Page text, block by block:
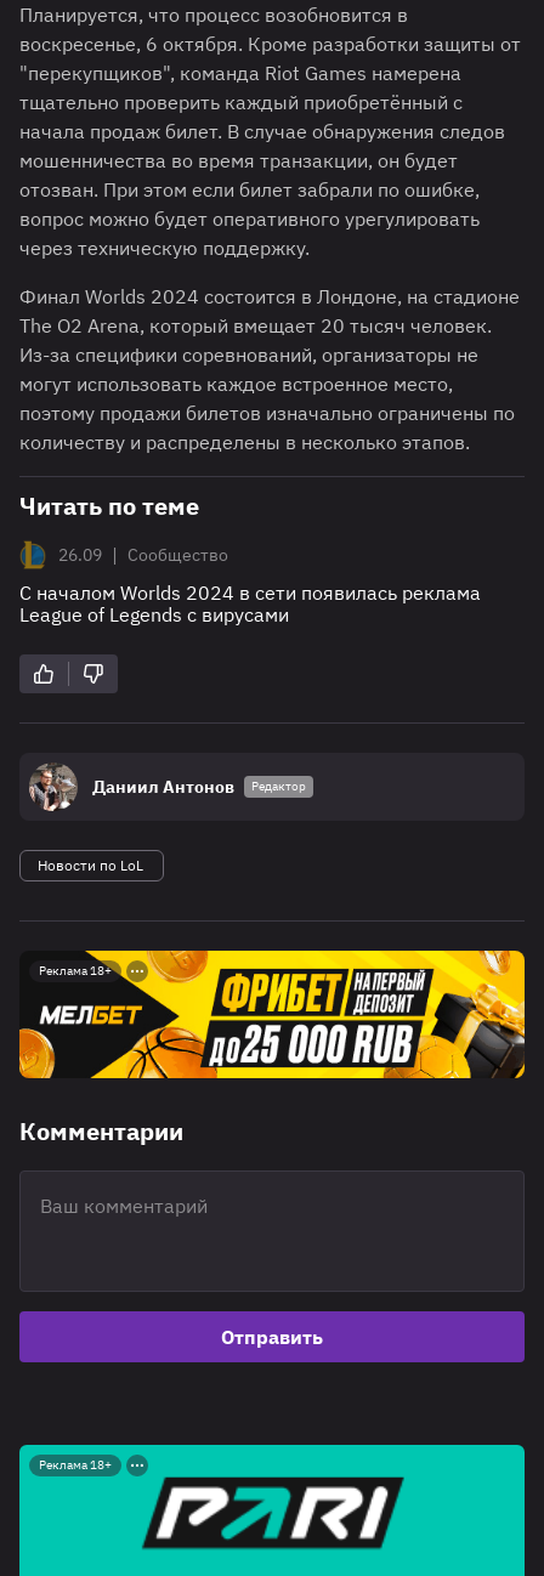
Планируется, что процесс возобновится в
воскресенье, 6 октября. Кроме разработки защиты от
"перекупщиков", команда Riot Games намерена
тщательно проверить каждый приобретённый с
начала продаж билет. В случае обнаружения следов
мошенничества во время транзакции, он будет
отозван. При этом если билет забрали по ошибке,
вопрос можно будет оперативного урегулировать
через техническую поддержку.
Финал Worlds 2024 состоится в Лондоне, на стадионе
The O2 Arena, который вмещает 20 тысяч человек.
Из-за специфики соревнований, организаторы не
могут использовать каждое встроенное место,
поэтому продажи билетов изначально ограничены по
количеству и распределены в несколько этапов.
Читать по теме
26.09 | Сообщество
С началом Worlds 2024 в сети появилась реклама
League of Legends с вирусами
Даниил Антонов Редактор
Новости по LoL
Реклама 18+
Комментарии
Отправить
Реклама 18+